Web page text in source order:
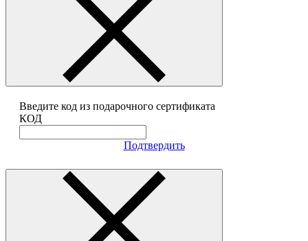
Введите код из подарочного сертификата
КОД
Подтвердить